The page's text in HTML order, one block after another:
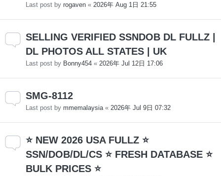
Last post by rogaven « 2026年 Aug 1日 21:55
SELLING VERIFIED SSNDOB DL FULLZ |
DL PHOTOS ALL STATES | UK
Last post by Bonny454 « 2026年 Jul 12日 17:06
SMG-8112
Last post by mmemalaysia « 2026年 Jul 9日 07:32
⭐ NEW 2026 USA FULLZ ⭐
SSN/DOB/DL/CS ⭐ FRESH DATABASE ⭐
BULK PRICES ⭐